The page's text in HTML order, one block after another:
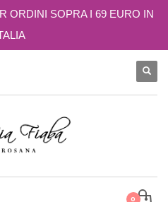
ORDINI SOPRA I 69 EURO IN